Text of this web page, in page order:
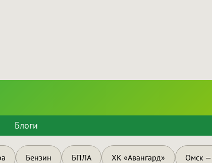
Блоги
Бензин БПЛА ХК «Авангард» Омск —